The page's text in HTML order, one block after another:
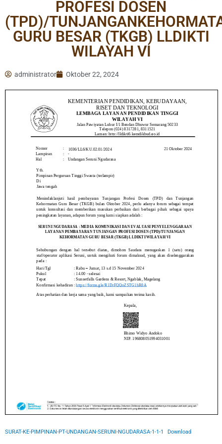
PROFESI DOSEN
(TPD)/
GURU BESAR (TKGB) LLDIKTI
WILAYAH VI
administrator Oktober 22, 2024
SURAT-KE-PIMPINAN-PT-UNDANGAN-SERUNI-NGUDARASA-1-1-1 Download